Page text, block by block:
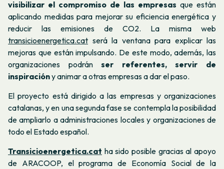
visibilizar el compromiso de las empresas que están
aplicando medidas para mejorar su eficiencia energética y
reducir las emisiones de CO2. La misma web
transicioenergetica.cat será la ventana para explicar las
mejoras que están impulsando. De este modo, además, las
organizaciones podránser referentes, servir de
inspiracióny animar a otras empresas a dar el paso.
El proyecto está dirigido a las empresas y organizaciones
catalanas, y en una segunda fase se contempla la posibilidad
de ampliarlo a administraciones locales y organizaciones de
todo el Estado español.
Transicioenergetica.cat ha sido posible gracias al apoyo
de ARACOOP, el programa de Economía Social de la